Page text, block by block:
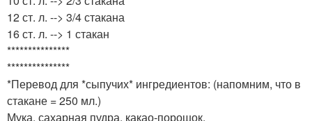
12 ст. л. --> 3/4 стакана
16 ст. л. --> 1 стакан
***************
***************
*Перевод для *сыпучих* ингредиентов: (напомним, что в
стакане = 250 мл.)
Мука, сахарная пудра, какао-порошок.